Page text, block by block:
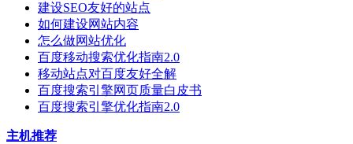
建设SEO友好的站点
如何建设网站内容
怎么做网站优化
百度移动搜索优化指南2.0
移动站点对百度友好全解
百度搜索引擎网页质量白皮书
百度搜索引擎优化指南2.0
主机推荐